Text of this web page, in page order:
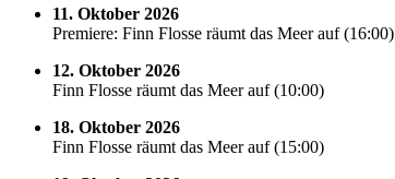
11. Oktober 2026
Premiere: Finn Flosse räumt das Meer auf(16:00)
12. Oktober 2026
Finn Flosse räumt das Meer auf(10:00)
18. Oktober 2026
Finn Flosse räumt das Meer auf(15:00)